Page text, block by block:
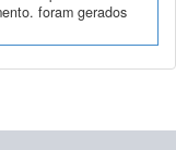
foram gerados